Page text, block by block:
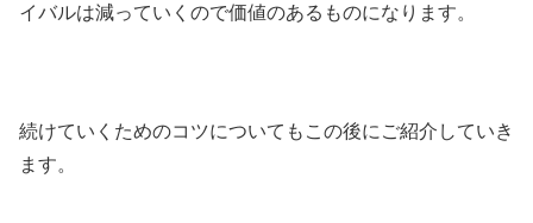
イバルは減っていくので価値のあるものになります。
続けていくためのコツについてもこの後にご紹介していき
ます。